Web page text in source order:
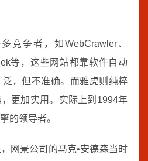
争者，如WebCrawler、
等，这些网站都靠软件自动
，但不准确。而雅虎则纯粹
更加实用。实际上到1994年
的领导者。
景公司的马克•安德森当时